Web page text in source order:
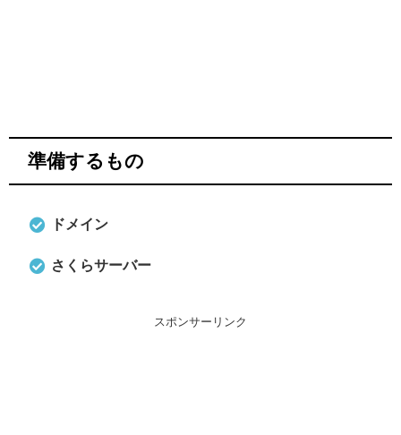
準備するもの
ドメイン
さくらサーバー
スポンサーリンク